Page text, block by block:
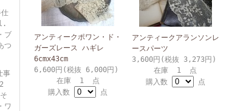
ブ
つ
ワ
アンティークポワン・ド・
ガーズレース ハギレ
6cmx43cm
6,600円(税抜 6,000円)
在庫 1 点
購入数
点
アンティークアランソンレ
ースパーツ
3,600円(税抜 3,273円)
在庫 1 点
購入数
点